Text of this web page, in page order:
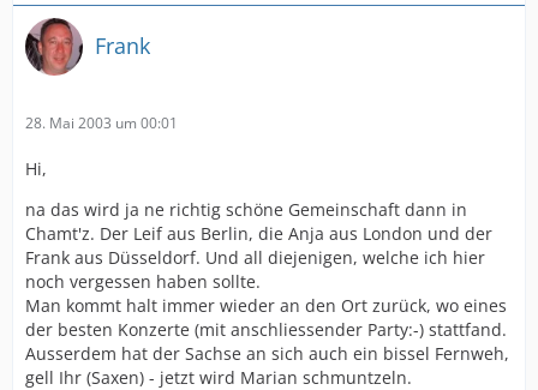
Frank
28. Mai 2003 um 00:01
Hi,
na das wird ja ne richtig schöne Gemeinschaft dann in
Chamt'z. Der Leif aus Berlin, die Anja aus London und der
Frank aus Düsseldorf. Und all diejenigen, welche ich hier
noch vergessen haben sollte.
Man kommt halt immer wieder an den Ort zurück, wo eines
der besten Konzerte (mit anschliessender Party:-) stattfand.
Ausserdem hat der Sachse an sich auch ein bissel Fernweh,
gell Ihr (Saxen) - jetzt wird Marian schmuntzeln.